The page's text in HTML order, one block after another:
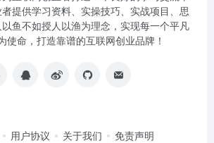
提供学习资料、实操技巧、实战项目、思
鱼不如授人以渔为理念，实现每一个平凡
使命，打造靠谱的互联网创业品牌！
用户协议 关于我们 免责声明